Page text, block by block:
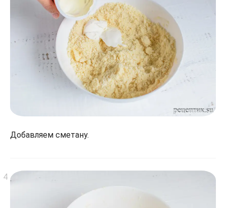
Добавляем сметану.